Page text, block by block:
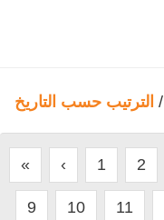
/ الترتيب حسب التاريخ
« ‹ 1 2
9 10 11